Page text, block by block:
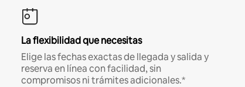
La flexibilidad que necesitas
Elige las fechas exactas de llegada y salida y
reserva en línea con facilidad, sin
compromisos ni trámites adicionales.*